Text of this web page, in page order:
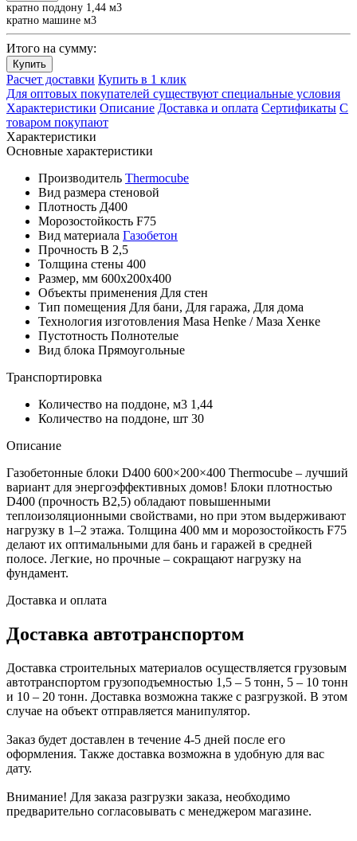
кратно поддону 1,44 м3
кратно машине м3
Итого на сумму:
Купить
Расчет доставки Купить в 1 клик
Для оптовых покупателей существуют специальные условия
Характеристики Описание Доставка и оплата Сертификаты С
товаром покупают
Характеристики
Основные характеристики
Производитель Thermocube
Вид размера стеновой
Плотность Д400
Морозостойкость F75
Вид материала Газобетон
Прочность B 2,5
Толщина стены 400
Размер, мм 600х200х400
Объекты применения Для стен
Тип помещения Для бани, Для гаража, Для дома
Технология изготовления Masa Henke / Маза Хенке
Пустотность Полнотелые
Вид блока Прямоугольные
Транспортировка
Количество на поддоне, м3 1,44
Количество на поддоне, шт 30
Описание
Газобетонные блоки D400 600×200×400 Thermocube – лучший
вариант для энергоэффективных домов! Блоки плотностью
D400 (прочность B2,5) обладают повышенными
теплоизоляционными свойствами, но при этом выдерживают
нагрузку в 1–2 этажа. Толщина 400 мм и морозостойкость F75
делают их оптимальными для бань и гаражей в средней
полосе. Легкие, но прочные – сокращают нагрузку на
фундамент.
Доставка и оплата
Доставка автотранспортом
Доставка строительных материалов осуществляется грузовым
автотранспортом грузоподъемностью 1,5 – 5 тонн, 5 – 10 тонн
и 10 – 20 тонн. Доставка возможна также с разгрузкой. В этом
случае на объект отправляется манипулятор.
Заказ будет доставлен в течение 4-5 дней после его
оформления. Также доставка возможна в удобную для вас
дату.
Внимание! Для заказа разгрузки заказа, необходимо
предварительно согласовывать с менеджером магазине.